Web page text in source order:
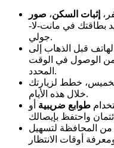
إثبات السكن، صور
بطاقتك في مانت-لا-
جولي.
قبل الذهاب إلى
من الوصول في الوقت
المحدد.
خطط لزيارتك
خلال هذه الأيام.
طوابع ضريبية أو
من المحافظة لتسهيل